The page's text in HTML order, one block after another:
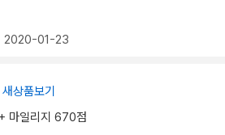
2020-01-23
새상품보기
마일리지 670점